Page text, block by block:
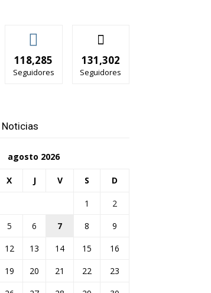
118,285
Seguidores
131,302
Seguidores
Noticias
agosto 2026
X J V S D
1
2
5 6 7 8
9
12 13 14 15
16
19 20 21 22
23